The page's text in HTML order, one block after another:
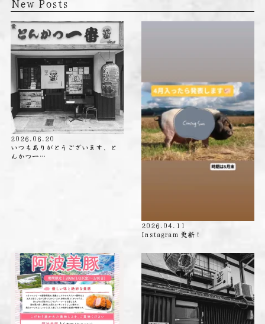
2026.06.20
いつもありがとうございます、と
んかつ一…
2026.04.11
Instagram 更新！